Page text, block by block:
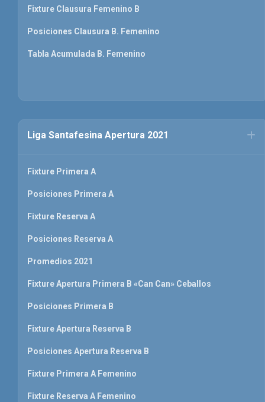
Fixture Clausura Femenino B
Posiciones Clausura B. Femenino
Tabla Acumulada B. Femenino
Liga Santafesina Apertura 2021
Fixture Primera A
Posiciones Primera A
Fixture Reserva A
Posiciones Reserva A
Promedios 2021
Fixture Apertura Primera B «Can Can» Ceballos
Posiciones Primera B
Fixture Apertura Reserva B
Posiciones Apertura Reserva B
Fixture Primera A Femenino
Fixture Reserva A Femenino